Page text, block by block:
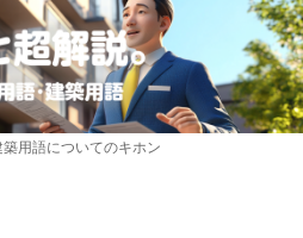
用語についてのキホン